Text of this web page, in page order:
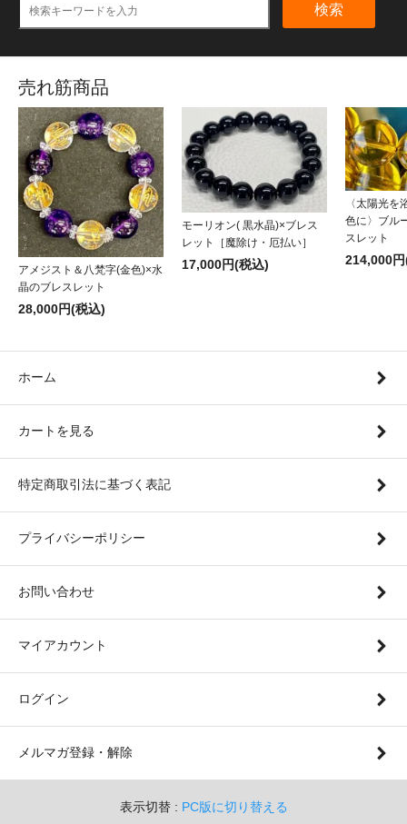
検索
売れ筋商品
アメジスト＆八梵字(金色)×水
晶のブレスレット
28,000円(税込)
モーリオン( 黒水晶)×ブレス
レット［魔除け・厄払い］
17,000円(税込)
〈太陽光を
色に〉ブル
スレット
214,000
ホーム
カートを見る
特定商取引法に基づく表記
プライバシーポリシー
お問い合わせ
マイアカウント
ログイン
メルマガ登録・解除
表示切替 : PC版に切り替える